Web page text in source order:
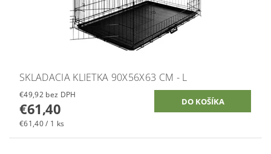
SKLADACIA KLIETKA 90X56X63 CM - L
€49,92 bez DPH
€61,40
€61,40 / 1 ks